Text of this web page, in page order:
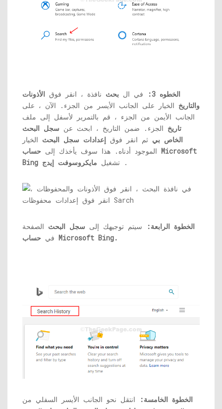
الخطوه 3: في ال بحث نافذة ، انقر فوق الأذونات
والتاريخ الخيار على الجانب الأيسر من الجزء. الآن ، على
الجانب الأيمن من الجزء ، قم بالتمرير لأسفل إلى ملف
تاريخ الجزء. ضمن التاريخ ، ابحث عن سجل البحث
الخاص بي ثم انقر فوق إعدادات سجل البحث الخيار
الموجود أدناه. هذا سوف يأخذك إلى حساب Microsoft
Bing
تشغيل مايكروسوفت إيدج .
الخطوة الرابعة: سيتم توجيهك إلى سجل البحث الصفحة
في حساب Microsoft Bing.
الخطوة الخامسة:
انتقل نحو الجانب الأيسر السفلي من